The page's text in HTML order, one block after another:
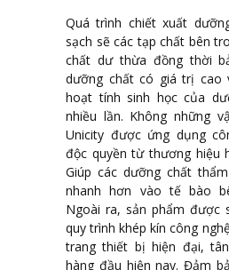
Quá trình chiết xuất
sạch sẽ các tạp chất bên
chất dư thừa đồng thời
dưỡng chất có giá trị cao
hoạt tính sinh học của
nhiều lần. Không những
Unicity được ứng dụng
độc quyền từ thương hiệu
Giúp các dưỡng chất
nhanh hơn vào tế bào
Ngoài ra, sản phẩm được
quy trình khép kín công
trang thiết bị hiện đại,
hàng đầu hiện nay. Đảm